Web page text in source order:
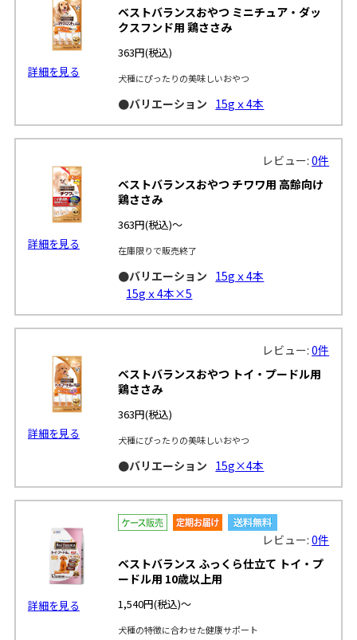
詳細を見る
ベストバランスおやつ ミニチュア・ダッ
クスフンド用 鶏ささみ
363円(税込)
犬種にぴったりの美味しいおやつ
●バリエーション 15gｘ4本
詳細を見る
レビュー:0件
ベストバランスおやつ チワワ用 高齢向け
鶏ささみ
363円(税込)～
在庫限りで販売終了
●バリエーション 15gｘ4本
15gｘ4本×5
詳細を見る
レビュー:0件
ベストバランスおやつ トイ・プードル用
鶏ささみ
363円(税込)
犬種にぴったりの美味しいおやつ
●バリエーション 15g×4本
詳細を見る
レビュー:0件
ベストバランス ふっくら仕立て トイ・プ
ードル用 10歳以上用
1,540円(税込)～
犬種の特徴に合わせた健康サポート